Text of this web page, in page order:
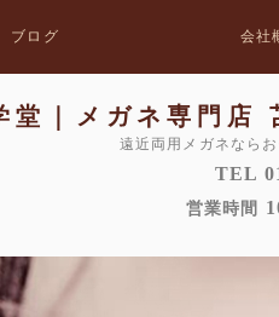
堂｜メガネ専門店
遠近両用メガネならお
TEL
営業時間
ブログ 会社